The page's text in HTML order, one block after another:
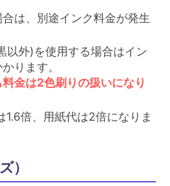
は、別途インク料金が発生
以外)を使用する場合はイン
ります。
金は2色刷りの扱いになり
倍、用紙代は2倍になりま
）